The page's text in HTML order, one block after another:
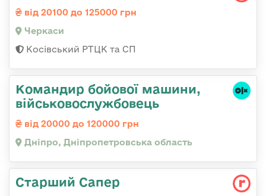
від 20100 до 125000 грн
Черкаси
Косівський РТЦК та СП
Командир бойової машини,
військовослужбовець
від 20000 до 120000 грн
Дніпро, Дніпропетровська область
Старший Сапер